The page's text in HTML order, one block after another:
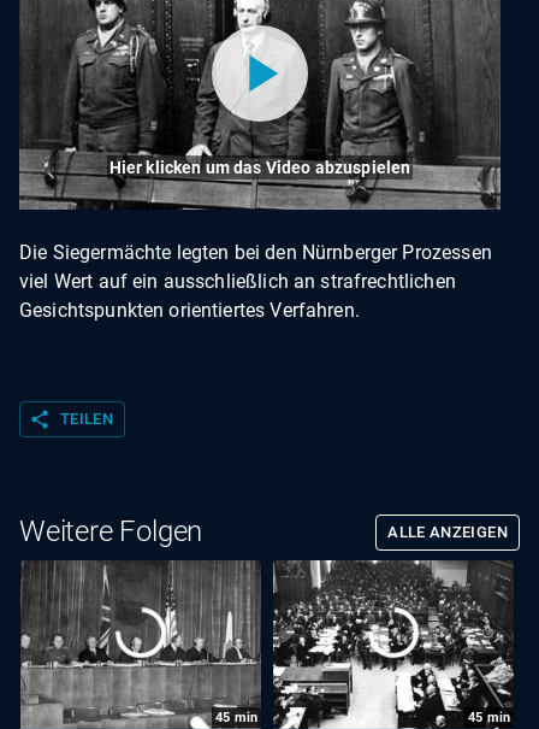
Hier klicken um das Video abzuspielen
Die Siegermächte legten bei den Nürnberger Prozessen
viel Wert auf ein ausschließlich an strafrechtlichen
Gesichtspunkten orientiertes Verfahren.
share TEILEN
Weitere Folgen ALLE ANZEIGEN
45 min 45 min